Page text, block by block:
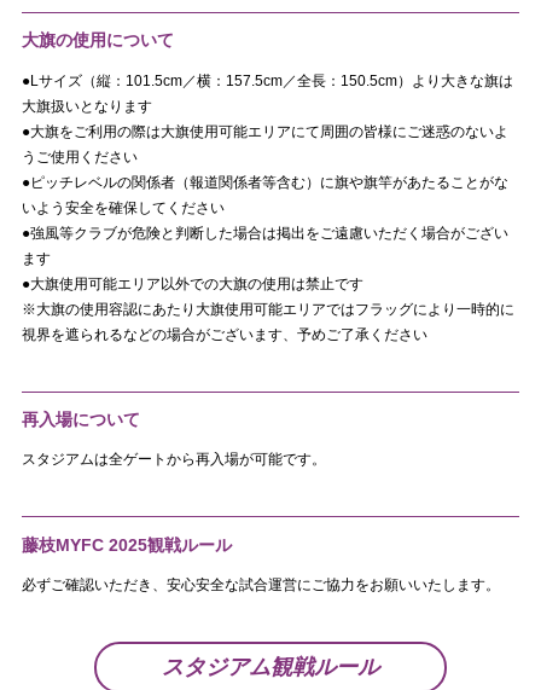
大旗の使用について
●Lサイズ（縦：101.5cm／横：157.5cm／全長：150.5cm）より大きな旗は
大旗扱いとなります
●大旗をご利用の際は大旗使用可能エリアにて周囲の皆様にご迷惑のないよ
うご使用ください
●ピッチレベルの関係者（報道関係者等含む）に旗や旗竿があたることがな
いよう安全を確保してください
●強風等クラブが危険と判断した場合は掲出をご遠慮いただく場合がござい
ます
●大旗使用可能エリア以外での大旗の使用は禁止です
※大旗の使用容認にあたり大旗使用可能エリアではフラッグにより一時的に
視界を遮られるなどの場合がございます、予めご了承ください
再入場について
スタジアムは全ゲートから再入場が可能です。
藤枝MYFC 2025観戦ルール
必ずご確認いただき、安心安全な試合運営にご協力をお願いいたします。
スタジアム観戦ルール